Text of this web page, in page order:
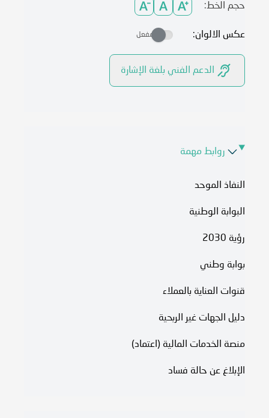
حجم الخط:
عكس الالوان: مفعل
الدعم الفني بلغة الإشارة
روابط مهمة
النفاذ الموحد
البوابة الوطنية
رؤية 2030
بوابة وطني
قنوات العناية بالعملاء
دليل الجهات غير الربحية
منصة الخدمات المالية (اعتماد)
الإبلاغ عن حالة فساد